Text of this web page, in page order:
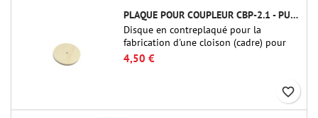
PLAQUE POUR COUPLEUR CBP-2.1 - PUBLIC MISSILES LTD.
Disque en contreplaqué pour la
fabrication d'une cloison (cadre) pour
raccords tubulaires de 54 mm de Public
Missiles Ltd. (PT-2.1 ou QT-2.1)
4,50 €
favorite_border